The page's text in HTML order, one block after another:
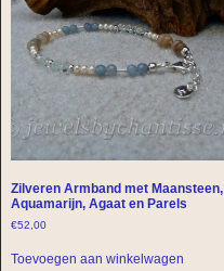
Zilveren Armband met Maansteen,
Aquamarijn, Agaat en Parels
€52,00
Toevoegen aan winkelwagen